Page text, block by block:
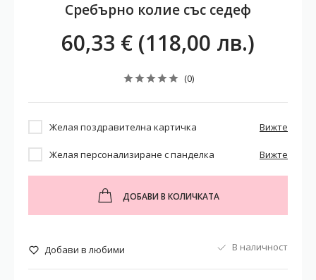
Сребърно колие със седеф
60,33 € (118,00 лв.)
(0)
Желая поздравителна картичка Вижте
Желая персонализиране с панделка Вижте
ДОБАВИ В КОЛИЧКАТА
Добави в любими В наличност